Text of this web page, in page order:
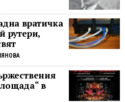
вратичка
рутери,
в